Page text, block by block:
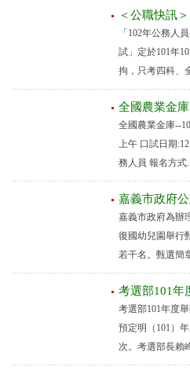
＜公職快訊
「102年公務
試」定於101年
拘，只考四科、
全國農業金
全國農業金庫--
上午 口試日期
務人員 報名方式
嘉義市政府
嘉義市政府為辦
復國幼兒園舉行
若干名。甄選簡
考選部101年
考選部101年度
預定明（101）
次。考選部長賴